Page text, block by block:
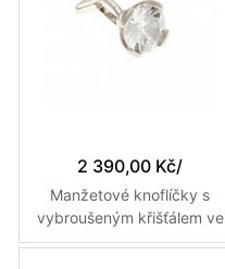
2 390,00 Kč/
Manžetové knoflíčky s
vybroušeným křišťálem ve
tvaru diamantu